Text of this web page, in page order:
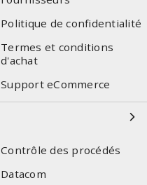
Politique de confidentialité
Termes et conditions
d'achat
Support eCommerce
Contrôle des procédés
Datacom